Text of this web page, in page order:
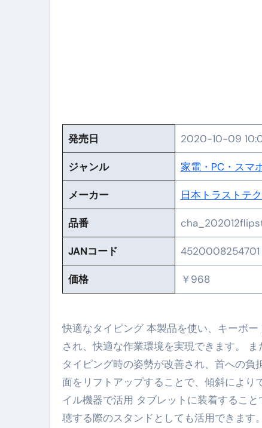
個人事業主は銀行から融資
【超高騰】爆上がりしたビ
【必見】もう営業電話は怖く
フリーランス・個人事業主に
自己破産中に絶対にしてはダ
自己破産にまつわるよくある
体脂肪が落ちる朝食3選 #ダイ
No.102 9割が勘違い 自己破産
アーモンドを毎日食べたら
【ひろゆき】借金1億円あり
弁護士解説【詐欺被害】警察
5キロ痩せる簡単な方法
ムームードメイン 2月のお
FRONTIER スーパーセール
発売日 2020-10-09
ジャンル 家電・PC・スマ
メーカー 日本トラストテ
品番
JANコード 4520008254701
価格 ￥968
快適なタイピング 本製品を使い、キーボ
され、快適な作業環境を実現できます。
タイピング時の姿勢が改善され、首への
面をリフトアップすることで、傾斜によ
イル機器で活用 タブレットに装着するこ
聴する際のスタンドとしても活用できま